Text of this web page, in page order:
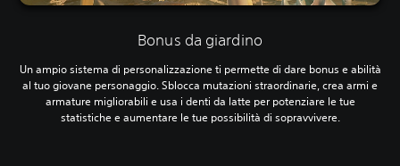
Bonus da giardino
Un ampio sistema di personalizzazione ti permette di dare bonus e abilità
al tuo giovane personaggio. Sblocca mutazioni straordinarie, crea armi e
armature migliorabili e usa i denti da latte per potenziare le tue
statistiche e aumentare le tue possibilità di sopravvivere.